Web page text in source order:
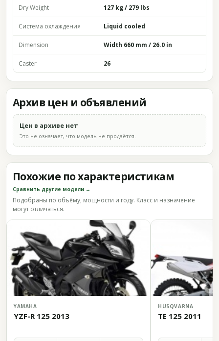
Dry Weight 127 kg / 279 lbs
Система охлаждения Liquid cooled
Dimension Width 660 mm / 26.0 in
Caster 26
Архив цен и объявлений
Цен в архиве нет
Это не означает, что модель не продаётся.
Похожие по характеристикам
Сравнить другие модели →
Подобраны по объёму, мощности и году. Класс и назначение
могут отличаться.
YAMAHA
YZF-R 125 2013
HUSQVARNA
TE 125 2011